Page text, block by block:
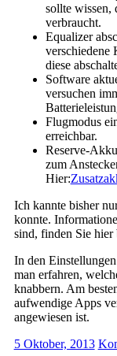
sollte wissen,
verbraucht.
Equalizer
diese
Software
versuchen
Flugmodus
erreichbar.
Reserve-
zum
Hier:
Ich kannte bisher
konnte.
sind, finden Sie hier
In den
man erfahren,
knabbern. Am
aufwendige Apps
angewiesen ist.
5 Oktober, 2013